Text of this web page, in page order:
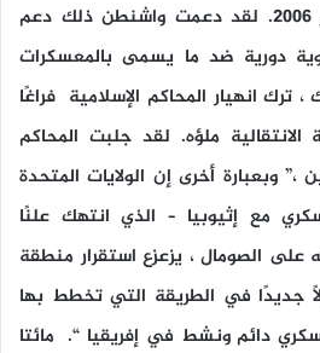
غزو الصومال في ديسمبر 2006. لقد دعمت واشنطن ذلك دعم
دورية ضد ما يسمى بالمعسكرات
ترك انهيار المحاكم الإسلامية فراغًا
ملؤه. لقد جلبت المحاكم
،” وبعبارة أخرى إن الولايات المتحدة
مع إثيوبيا – الذي انتهك علنًا
على الصومال ، يزعزع استقرار منطقة
جديدًا في الطريقة التي تخطط بها
دائم ونشط في إفريقيا “. مائتا